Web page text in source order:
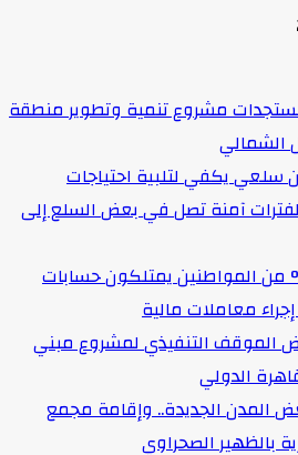
مستجدات مشروع تنمية وتطوير منطقة
الشمالي
سلعي يكفي لتلبية احتياجات
آمنة تصل في بعض السلع إلى
المركزي: 79% من المواطنين يمتلكون حسابات
معاملات مالية
الموقف التنفيذي لمشروع مبني
المدن الجديدة.. وإقامة مجمع